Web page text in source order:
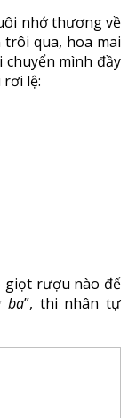
nhớ thương về
trôi qua, hoa mai
mình đầy
lệ:
giọt rượu nào để
ba”, thi nhân tự